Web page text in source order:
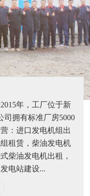
年，工厂位于新
司拥有标准厂房5000
：进口发电机组出
租赁，柴油发电机
柴油发电机出租，
电站建设...